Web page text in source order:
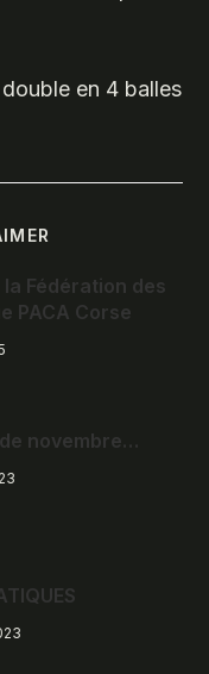
en 4 balles
Fédération des
PACA Corse
novembre…